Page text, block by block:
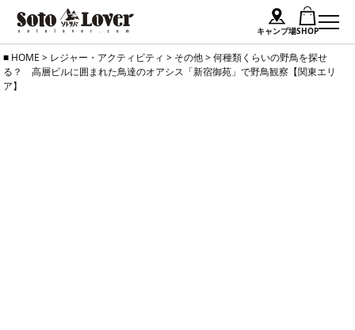
キャンプ場SHOP
Skip
to
HOME > レジャー・アクティビティ > その他>何種類くらいの野鳥を探せ
る？ 高層ビルに囲まれた鳥達のオアシス「新宿御苑」で野鳥観察【関東エリ
ア】